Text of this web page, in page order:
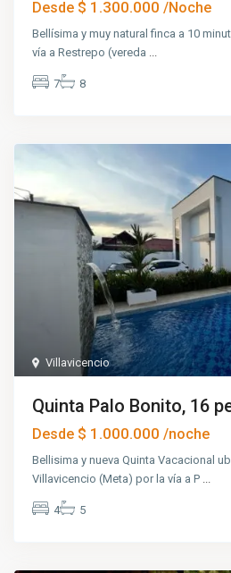
Desde $ 1.300.000/Noche
Bellísima y muy natural finca a 10
vía a Restrepo (vereda ...
7 8
Villavicencio
Quinta Palo Bonito, 16
Desde $ 1.000.000/noche
Bellisima y nueva Quinta Vacacional
Villavicencio (Meta) por la vía a P ...
4 5